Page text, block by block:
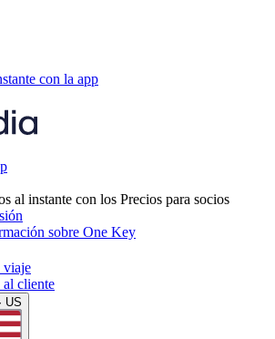
con la app
al instante con los Precios para socios
sobre One Key
viaje
cliente
US